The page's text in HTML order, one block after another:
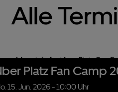
Alle
Platz Fan Camp
15. Jun. 2026- 10:00 Uhr